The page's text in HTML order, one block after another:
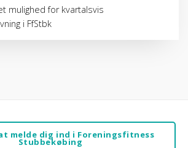
mulighed for kvartalsvis
i FfStbk
melde dig ind i Foreningsfitness
Stubbekøbing